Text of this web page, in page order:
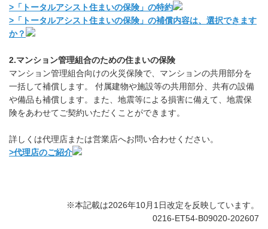
>「トータルアシスト住まいの保険」の特約
>「トータルアシスト住まいの保険」の補償内容は、選択できます
か？
2.マンション管理組合のための住まいの保険
マンション管理組合向けの火災保険で、マンションの共用部分を
一括して補償します。 付属建物や施設等の共用部分、共有の設備
や備品も補償します。また、地震等による損害に備えて、地震保
険をあわせてご契約いただくことができます。
詳しくは代理店または営業店へお問い合わせください。
>代理店のご紹介
※本記載は2026年10月1日改定を反映しています。
0216-ET54-B09020-202607